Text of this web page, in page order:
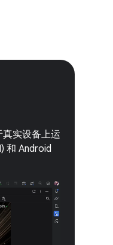
实设备上运
和 Android